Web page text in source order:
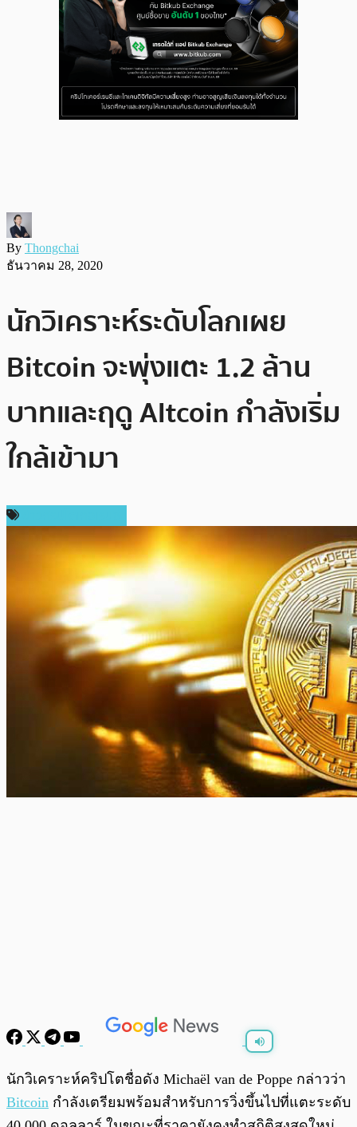
By Thongchai
ธันวาคม 28, 2020
นักวิเคราะห์ระดับโลกเผย
Bitcoin จะพุ่งแตะ 1.2 ล้าน
บาทและฤดู Altcoin กำลังเริ่ม
ใกล้เข้ามา
พร้อมเล่น 0:00
นักวิเคราะห์คริปโตชื่อดัง Michaël van de Poppe กล่าวว่า
Bitcoin กำลังเตรียมพร้อมสำหรับการวิ่งขึ้นไปที่แตะระดับ